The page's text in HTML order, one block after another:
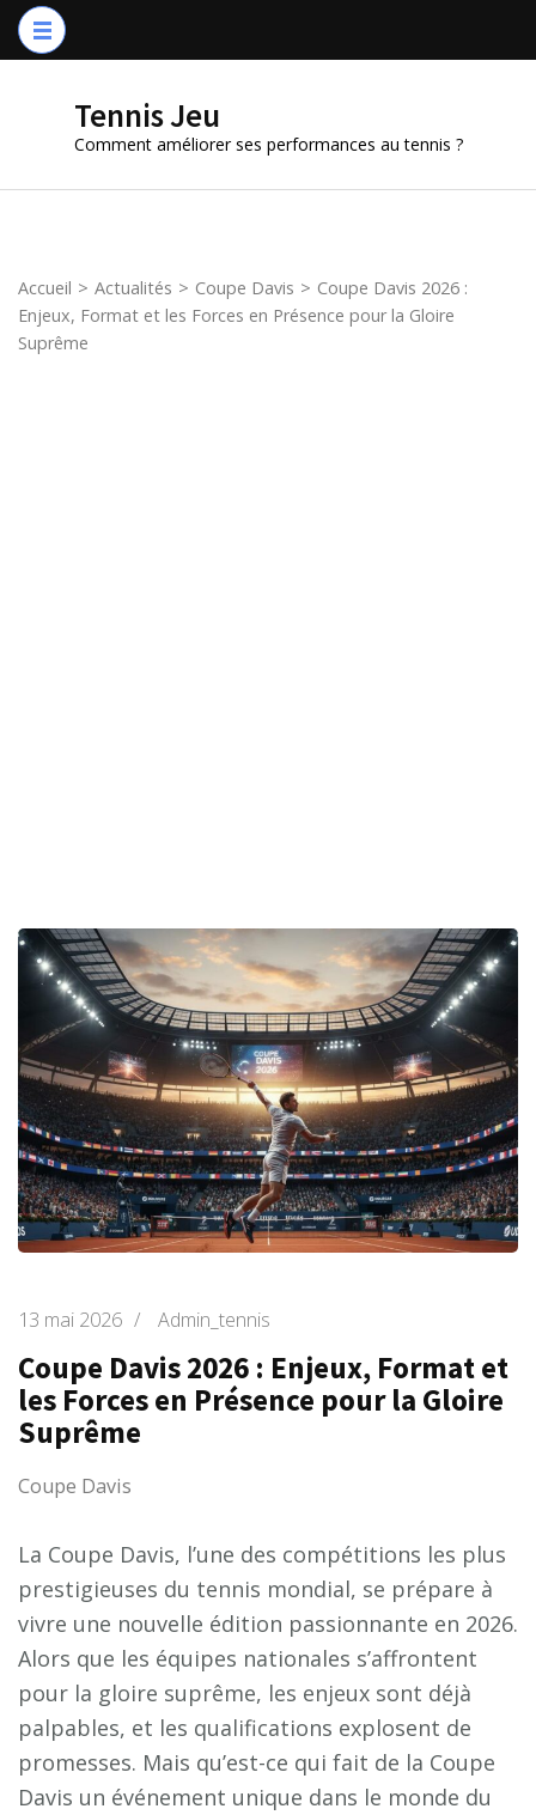
Aller
au
(PressezTennis Jeu
Comment améliorer ses performances au tennis ?
Accueil > Actualités > Coupe Davis > Coupe Davis 2026 :
Enjeux, Format et les Forces en Présence pour la Gloire
Suprême
13 mai 2026 / Admin_tennis
Coupe Davis 2026 : Enjeux, Format et
les Forces en Présence pour la Gloire
Suprême
Coupe Davis
La Coupe Davis, l’une des compétitions les plus
prestigieuses du tennis mondial, se prépare à
vivre une nouvelle édition passionnante en 2026.
Alors que les équipes nationales s’affrontent
pour la gloire suprême, les enjeux sont déjà
palpables, et les qualifications explosent de
promesses. Mais qu’est-ce qui fait de la Coupe
Davis un événement unique dans le monde du